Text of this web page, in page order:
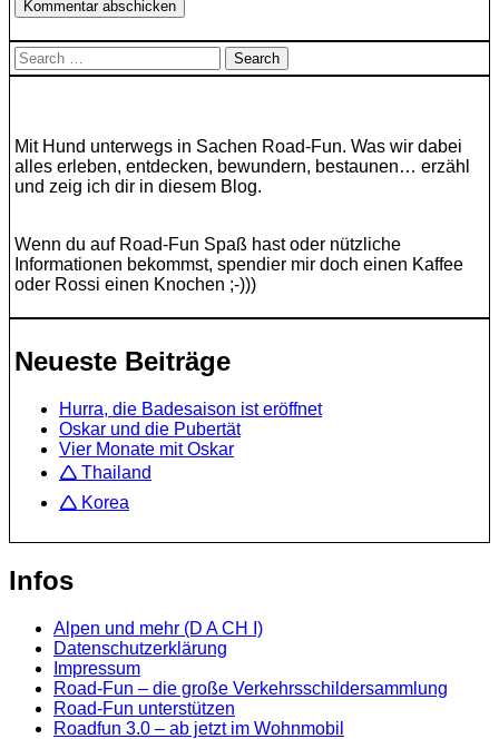
Search
for:
Mit Hund unterwegs in Sachen Road-Fun. Was wir dabei
alles erleben, entdecken, bewundern, bestaunen… erzähl
und zeig ich dir in diesem Blog.
Wenn du auf Road-Fun Spaß hast oder nützliche
Informationen bekommst, spendier mir doch einen Kaffee
oder Rossi einen Knochen ;-)))
Neueste Beiträge
Hurra, die Badesaison ist eröffnet
Oskar und die Pubertät
Vier Monate mit Oskar
🛆 Thailand
🛆 Korea
Infos
Alpen und mehr (D A CH I)
Datenschutzerklärung
Impressum
Road-Fun – die große Verkehrsschildersammlung
Road-Fun unterstützen
Roadfun 3.0 – ab jetzt im Wohnmobil